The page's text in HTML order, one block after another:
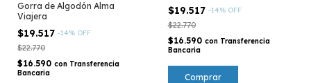
Gorra de Algodón Alma
Viajera
$19.517 -14% OFF
$22.770
$16.590 con Transferencia
Bancaria
$19.517 -14% OFF
$22.770
$16.590 con Transferencia
Bancaria